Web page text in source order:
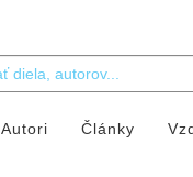
Autori Články